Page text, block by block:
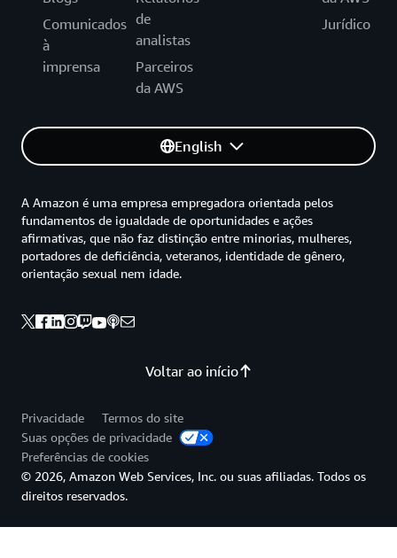
Comunicados
à
imprensa
de
analistas
Parceiros
da AWS
Jurídico
English
Voltar ao início
A Amazon é uma empresa empregadora orientada pelos
fundamentos de igualdade de oportunidades e ações
afirmativas, que não faz distinção entre minorias, mulheres,
portadores de deficiência, veteranos, identidade de gênero,
orientação sexual nem idade.
Privacidade
Termos do site
Suas opções de privacidade
Preferências de cookies
© 2026, Amazon Web Services, Inc. ou suas afiliadas. Todos os
direitos reservados.